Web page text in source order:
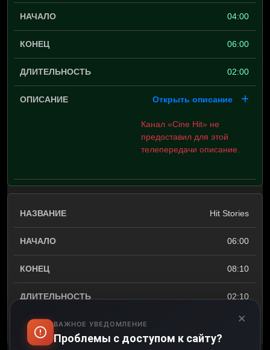
04:00
06:00
02:00
Открыть описание
Канал «Cine Hit» не
предоставил для этой
телепередачи описание.
Hit Stories
06:00
08:10
02:10
×
ВАЖНОЕ УВЕДОМЛЕНИЕ
Проблемы с доступом к сайту?